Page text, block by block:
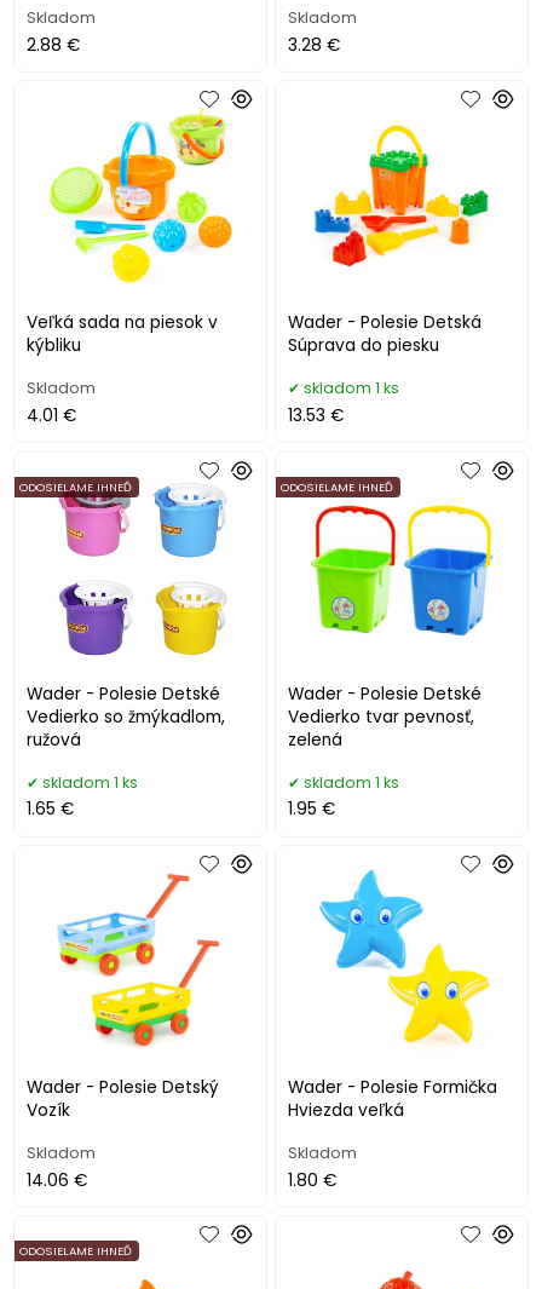
Skladom
2.88 €
Skladom
3.28 €
Veľká sada na piesok v
kýbliku
Skladom
4.01 €
Wader - Polesie Detská
Súprava do piesku
skladom 1 ks
13.53 €
Wader - Polesie Detské
Vedierko so žmýkadlom,
ružová
ODOSIELAME IHNEĎ
skladom 1 ks
1.65 €
Wader - Polesie Detské
Vedierko tvar pevnosť,
zelená
ODOSIELAME IHNEĎ
skladom 1 ks
1.95 €
Wader - Polesie Detský
Vozík
Skladom
14.06 €
Wader - Polesie Formička
Hviezda veľká
Skladom
1.80 €
ODOSIELAME IHNEĎ